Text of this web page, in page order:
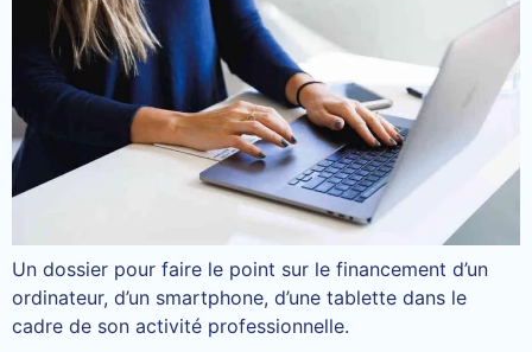
Un dossier pour faire le point sur le financement d’un
ordinateur, d’un smartphone, d’une tablette dans le
cadre de son activité professionnelle.